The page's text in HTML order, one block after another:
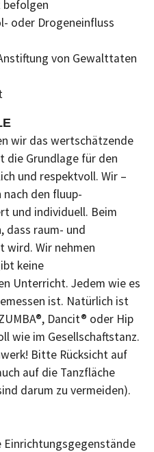
befolgen
oder Drogeneinfluss
von Gewalttaten
wir das wertschätzende
die Grundlage für den
und respektvoll. Wir –
den fluup-
und individuell. Beim
dass raum- und
wird. Wir nehmen
keine
Unterricht. Jedem wie es
ist. Natürlich ist
Dancit® oder Hip
wie im Gesellschaftstanz.
Bitte Rücksicht auf
auf die Tanzfläche
darum zu vermeiden).
Einrichtungsgegenstände